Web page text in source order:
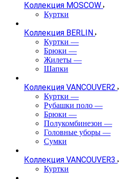
Коллекция MOSCOW
Куртки
Коллекция BERLIN
Куртки —
Брюки —
Жилеты —
Шапки
Коллекция VANCOUVER2
Куртки —
Рубашки поло —
Брюки —
Полукомбинезон —
Головные уборы —
Сумки
Коллекция VANCOUVER3
Куртки